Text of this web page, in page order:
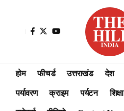
होम फीचर्ड उत्तराखंड देश
पर्यावरण क्राइम पर्यटन शिक्षा